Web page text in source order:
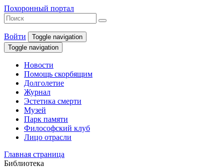
Похоронный портал
Войти
Toggle navigation
Toggle navigation
Новости
Помощь скорбящим
Долголетие
Журнал
Эстетика смерти
Музей
Парк памяти
Философский клуб
Лицо отрасли
Главная страница
Библиотека